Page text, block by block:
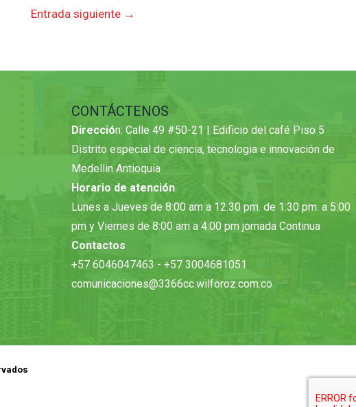
Entrada siguiente →
CONTÁCTENOS
Dirección: Calle 49 #50-21 | Edificio del café Piso 5
Distrito especial de ciencia, tecnologia e innovación de
Medellin Antioquia
Horario de atención
Lunes a Jueves de 8:00 am a 12.30 pm. de 1:30 pm. a 5:00
pm y Viernes de 8:00 am a 4:00 pm jornada Continua
Contactos
+57 6046047463 - +57 3004681051
comunicaciones@3366cc.wilforoz.com.co